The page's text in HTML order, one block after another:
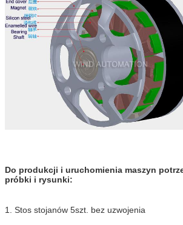
Do produkcji i uruchomienia maszyn
próbki i rysunki:
1. Stos stojanów 5szt. bez uzwojenia